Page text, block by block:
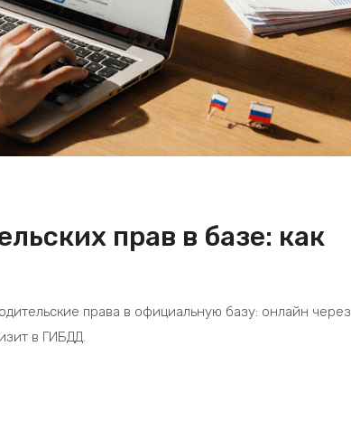
прав в базе: как
права в официальную базу: онлайн через
в ГИБДД.